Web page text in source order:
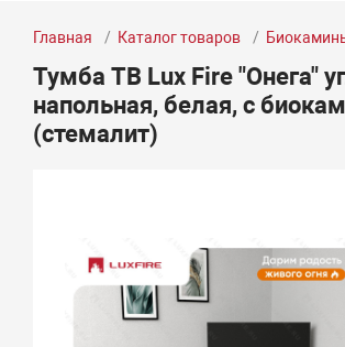
Главная Каталог товаров
Тумба ТВ Lux Fire "Онега"
напольная, белая, с
(стемалит)